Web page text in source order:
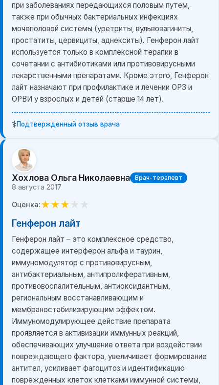
при заболеваниях передающихся половым путем,
также при обычных бактериальных инфекциях
мочеполовой системы (уретриты, вульвовагиниты,
простатиты, цервициты, аднекситы). Генферон лайт
используется только в комплексной терапии в
сочетании с антибиотиками или противовирусными
лекарственными препаратами. Кроме этого, Генферон
лайт назначают при профилактике и лечении ОРЗ и
ОРВИ у взрослых и детей (старше 14 лет).
⚕️Подтвержденный отзыв врача
Хохлова Ольга Николаевна Врач-терапевт
8 августа 2017
Оценка:★★★★ ★
Генферон лайт
Генферон лайт – это комплексное средство,
содержащее интерферон альфа и таурин,
иммуномодулятор с противовирусным,
антибактериальным, антипролиферативным,
противовоспалительным, антиоксидантным,
региональным восстанавливающим и
мембраностабилизирующим эффектом.
Иммуномодулирующее действие препарата
проявляется в активизации иммунных реакций,
обеспечивающих улучшение ответа при воздействии
повреждающего фактора, увеличивает формирование
антител, усиливает фагоцитоз и идентификацию
поврежденных клеток клетками иммунной системы,